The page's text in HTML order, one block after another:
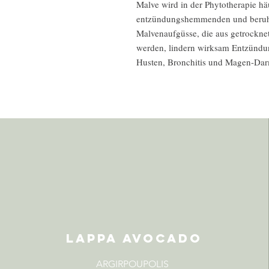
Malve wird in der Phytotherapie
entzündungshemmenden und
Malvenaufgüsse, die aus
werden, lindern wirksam
Husten, Bronchitis und Magen-
LAPPA AVOCADO
ARGIRPOUPOLIS